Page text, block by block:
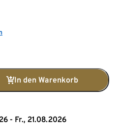
In den Warenkorb
- Fr., 21.08.2026